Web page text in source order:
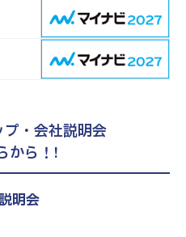
など業務を進める具体的な方法
談を通して調整いたします。出社を
ワークでの業務も可能です。
・会社説明会
から！!
明会